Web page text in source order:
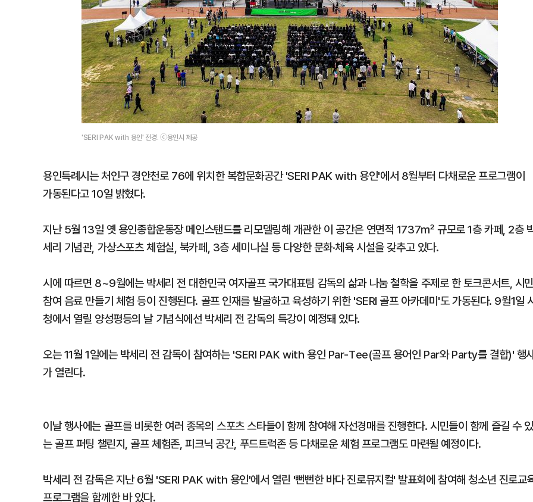
'SERI PAK with 용인' 전경. ⓒ용인시 제공
용인특례시는 처인구 경안천로 76에 위치한 복합문화공간 'SERI PAK with 용인'에서 8월부터 다채로운 프로그램이
가동된다고 10일 밝혔다.
지난 5월 13일 옛 용인종합운동장 메인스탠드를 리모델링해 개관한 이 공간은 연면적 1737㎡ 규모로 1층 카페, 2층
세리 기념관, 가상스포츠 체험실, 북카페, 3층 세미나실 등 다양한 문화·체육 시설을 갖추고 있다.
시에 따르면 8~9월에는 박세리 전 대한민국 여자골프 국가대표팀 감독의 삶과 나눔 철학을 주제로 한 토크콘서트, 시
참여 음료 만들기 체험 등이 진행된다. 골프 인재를 발굴하고 육성하기 위한 'SERI 골프 아카데미'도 가동된다. 9월1일
청에서 열릴 양성평등의 날 기념식에선 박세리 전 감독의 특강이 예정돼 있다.
오는 11월 1일에는 박세리 전 감독이 참여하는 'SERI PAK with 용인 Par-Tee(골프 용어인 Par와 Party를 결합)' 행
가 열린다.
이날 행사에는 골프를 비롯한 여러 종목의 스포츠 스타들이 함께 참여해 자선경매를 진행한다. 시민들이 함께 즐길 수
는 골프 퍼팅 챌린지, 골프 체험존, 피크닉 공간, 푸드트럭존 등 다채로운 체험 프로그램도 마련될 예정이다.
박세리 전 감독은 지난 6월 'SERI PAK with 용인'에서 열린 '뻔뻔한 바다 진로뮤지컬' 발표회에 참여해 청소년 진로교
프로그램을 함께한 바 있다.